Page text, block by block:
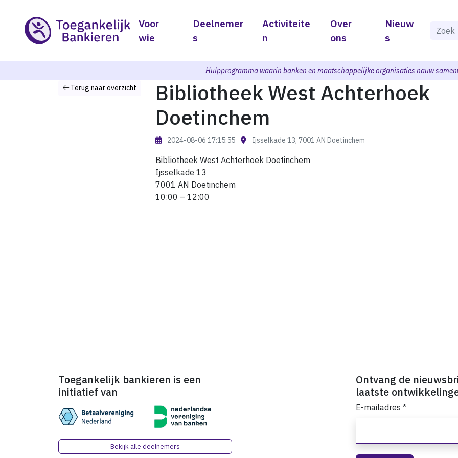
Voor
wie
Deelnemer
s
Activiteite
n
Over
ons
Nieuw
s
Als
Hulpprogramma waarin banken en maatschappelijke organisaties nauw
Terug naar overzicht
Bibliotheek West Achterhoek
Doetinchem
2024-08-06 17:15:55 Ijsselkade 13, 7001 AN Doetinchem
Bibliotheek West Achterhoek Doetinchem
Ijsselkade 13
7001 AN Doetinchem
10:00 – 12:00
Toegankelijk bankieren is een
initiatief van
Bekijk alle deelnemers
Ontvang de
laatste
E-mailadres *